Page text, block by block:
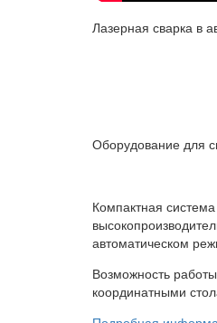
Лазерная сварка в
Оборудование для
Компактная система
автоматическом
Возможность
координатными